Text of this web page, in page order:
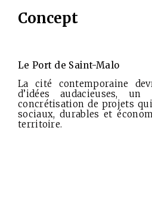
Concept
Le Port de Saint-Malo
La cité contemporaine
d’idées audacieuses,
concrétisation de projets
sociaux, durables et
territoire.